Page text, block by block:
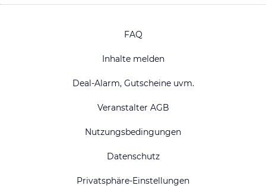
FAQ
Inhalte melden
Deal-Alarm, Gutscheine uvm.
Veranstalter AGB
Nutzungsbedingungen
Datenschutz
Privatsphäre-Einstellungen